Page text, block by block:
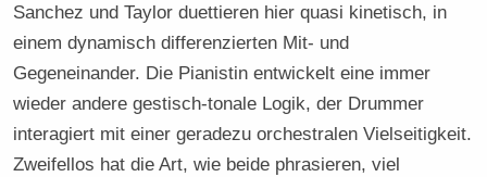
Sanchez und Taylor duettieren hier quasi kinetisch, in
einem dynamisch differenzierten Mit- und
Gegeneinander. Die Pianistin entwickelt eine immer
wieder andere gestisch-tonale Logik, der Drummer
interagiert mit einer geradezu orchestralen Vielseitigkeit.
Zweifellos hat die Art, wie beide phrasieren, viel